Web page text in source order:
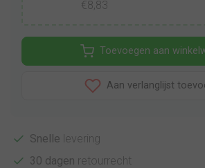
€8,83
Toevoegen aan
Aan verlanglijst
Snelle levering
30 dagen retourrecht